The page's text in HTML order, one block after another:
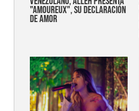
"AMOUREUX", SU DECLARACIÓN
DE AMOR